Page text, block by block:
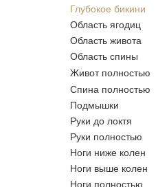
Глубокое бикини
Область ягодиц
Область живота
Область спины
Живот полностью
Спина полностью
Подмышки
Руки до локтя
Руки полностью
Ноги ниже колен
Ноги выше колен
Ноги полностью